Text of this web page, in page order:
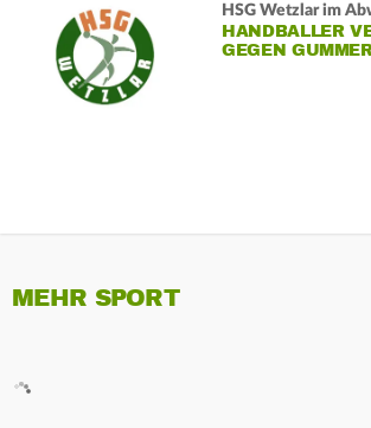
HSG Wetzlar im
HANDBALLER
GEGEN
MEHR SPORT